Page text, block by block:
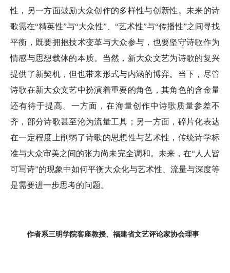
性，另一方面鼓励大众创作的多样性与创新性。未来的诗
歌需在“精英性”与“大众性”、“艺术性”与“传播性”之间寻找
平衡，既要拥抱技术变革与大众参与，也要坚守诗歌作为
情感与思想载体的本质。当然，新大众文艺为诗歌的复兴
提供了新契机，但也带来形式与内涵的博弈。当下，尽管
诗歌在新大众文艺中扮演着重要的角色，其角色的含金量
还有待于提高。一方面，在海量创作中诗歌质量参差不
齐，部分诗歌甚至沦为流量工具；另一方面，碎片化表达
在一定程度上削弱了诗歌的思想性与艺术性，传统诗学标
准与大众审美之间的张力尚未完全调和。未来，在“人人皆
可写诗”的现象中如何平衡大众化与艺术性、流量与深度等
是需要进一步思考的问题。
作者系三明学院客座教授、福建省文艺评论家协会理事